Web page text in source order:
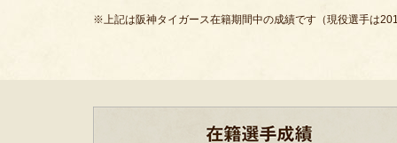
※上記は阪神タイガース在籍期間中の成績です（現役選手は